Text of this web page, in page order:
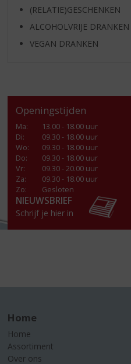
(RELATIE)GESCHENKEN
ALCOHOLVRIJE DRANKEN
VEGAN DRANKEN
Openingstijden
Ma:
13.00 - 18.00 uur
Di:
09.30 - 18.00 uur
Wo:
09.30 - 18.00 uur
Do:
09.30 - 18.00 uur
Vr:
09.30 - 20.00 uur
Za:
09.30 - 18.00 uur
Zo:
Gesloten
NIEUWSBRIEF
Schrijf je hier in
Home
Home
Assortiment
Over ons